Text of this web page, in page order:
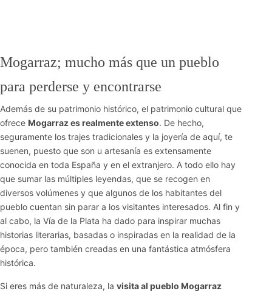
Mogarraz; mucho más que un pueblo
para perderse y encontrarse
Además de su patrimonio histórico, el patrimonio cultural que
ofrece Mogarraz es realmente extenso. De hecho,
seguramente los trajes tradicionales y la joyería de aquí, te
suenen, puesto que son u artesanía es extensamente
conocida en toda España y en el extranjero. A todo ello hay
que sumar las múltiples leyendas, que se recogen en
diversos volúmenes y que algunos de los habitantes del
pueblo cuentan sin parar a los visitantes interesados. Al fin y
al cabo, la Vía de la Plata ha dado para inspirar muchas
historias literarias, basadas o inspiradas en la realidad de la
época, pero también creadas en una fantástica atmósfera
histórica.
Si eres más de naturaleza, la visita al pueblo Mogarraz